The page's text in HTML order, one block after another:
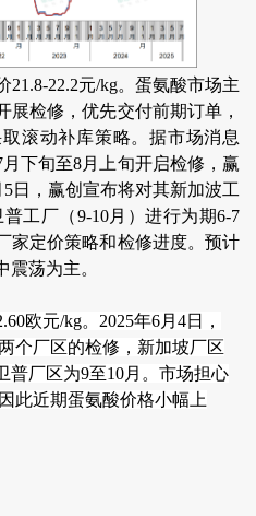
21.8-22.2元/kg。蛋氨酸市场主
检修，优先交付前期订单，
滚动补库策略。据市场消息
下旬至8月上旬开启检修，赢
日，赢创宣布将对其新加波工
工厂（9-10月）进行为期6-7
家定价策略和检修进度。预计
震荡为主。
欧元/kg。2025年6月4日，
个厂区的检修，新加坡厂区
普厂区为9至10月。市场担心
此近期蛋氨酸价格小幅上